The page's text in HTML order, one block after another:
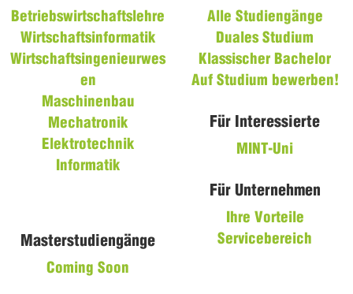
Betriebswirtschaftslehre
Wirtschaftsinformatik
Wirtschaftsingenieurwes
en
Maschinenbau
Mechatronik
Elektrotechnik
Informatik
Masterstudiengänge
Coming Soon
Alle Studiengänge
Duales Studium
Klassischer Bachelor
Auf Studium bewerben!
Für Interessierte
MINT-Uni
Für Unternehmen
Ihre Vorteile
Servicebereich